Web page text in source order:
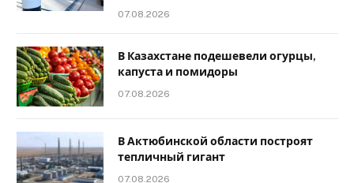
07.08.2026
В Казахстане подешевели огурцы,
капуста и помидоры
07.08.2026
В Актюбинской области построят
тепличный гигант
07.08.2026